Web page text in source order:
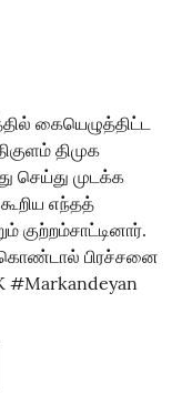
கையெழுத்திட்ட
திமுக
செய்து முடக்க
எந்தத்
குற்றம்சாட்டினார்.
பிரச்சனை
#Markandeyan